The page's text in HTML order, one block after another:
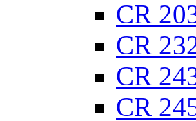
CR
CR
CR
CR